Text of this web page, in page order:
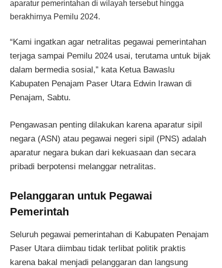
aparatur pemerintahan di wilayah tersebut hingga
berakhirnya Pemilu 2024.
“Kami ingatkan agar netralitas pegawai pemerintahan
terjaga sampai Pemilu 2024 usai, terutama untuk bijak
dalam bermedia sosial,” kata Ketua Bawaslu
Kabupaten Penajam Paser Utara Edwin Irawan di
Penajam, Sabtu.
Pengawasan penting dilakukan karena aparatur sipil
negara (ASN) atau pegawai negeri sipil (PNS) adalah
aparatur negara bukan dari kekuasaan dan secara
pribadi berpotensi melanggar netralitas.
Pelanggaran untuk Pegawai
Pemerintah
Seluruh pegawai pemerintahan di Kabupaten Penajam
Paser Utara diimbau tidak terlibat politik praktis
karena bakal menjadi pelanggaran dan langsung